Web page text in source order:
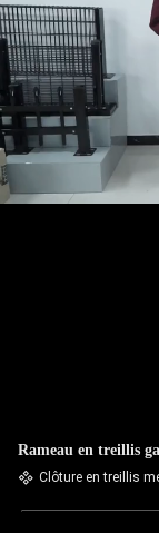
Rameau en treillis
Clôture en treillis